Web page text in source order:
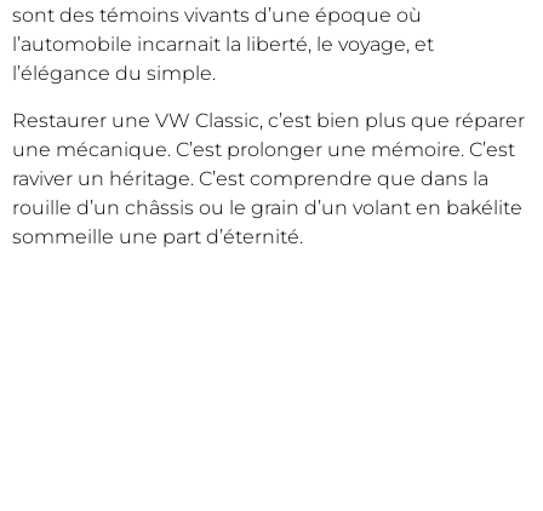
sont des témoins vivants d’une époque où
l’automobile incarnait la liberté, le voyage, et
l’élégance du simple.
Restaurer une VW Classic, c’est bien plus que réparer
une mécanique. C’est prolonger une mémoire. C’est
raviver un héritage. C’est comprendre que dans la
rouille d’un châssis ou le grain d’un volant en bakélite
sommeille une part d’éternité.